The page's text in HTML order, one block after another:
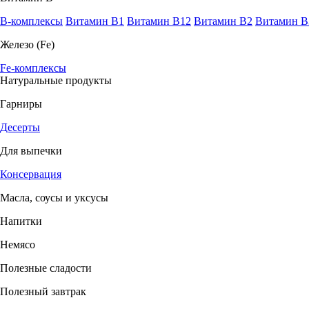
B-комплексы Витамин B1 Витамин B12 Витамин B2 Витамин
Железо (Fe)
Fe-комплексы
Натуральные продукты
Гарниры
Десерты
Для выпечки
Консервация
Масла, соусы и уксусы
Напитки
Немясо
Полезные сладости
Полезный завтрак